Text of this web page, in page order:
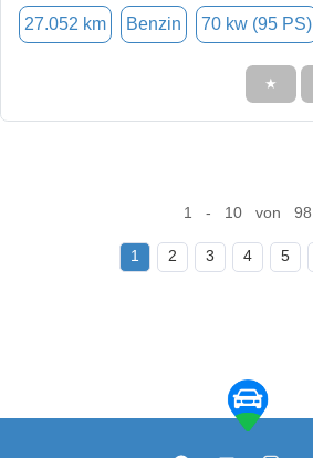
27.052 km Benzin 70 kw (95 PS)
★
1 - 10 von 98
1 2 3 4 5